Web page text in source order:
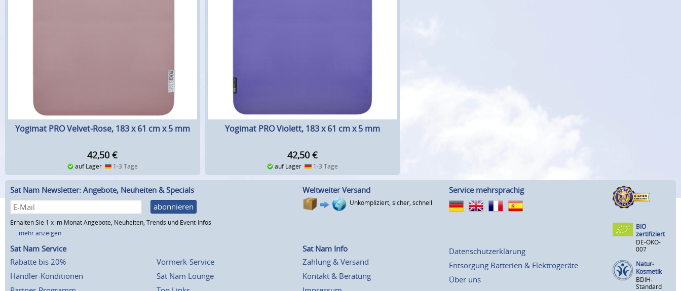
Yogimat PRO Velvet-Rose, 183 x 61 cm x 5 mm
42,50 €
auf Lager 1-3 Tage
Yogimat PRO Violett, 183 x 61 cm x 5 mm
42,50 €
auf Lager 1-3 Tage
Sat Nam Newsletter: Angebote, Neuheiten & Specials
abonnieren
Erhalten Sie 1 x im Monat Angebote, Neuheiten, Trends und Event-Infos
...mehr anzeigen
Weltweiter Versand
Unkompliziert, sicher, schnell
Service mehrsprachig
Sat Nam Service
Rabatte bis 20%
Händler-Konditionen
Vormerk-Service
Sat Nam Lounge
Sat Nam Info
Zahlung & Versand
Kontakt & Beratung
Datenschutzerklärung
Entsorgung Batterien & Elektrogeräte
Über uns
BIO
zertifiziert
DE-ÖKO-
007
Natur-
Kosmetik
BDIH-
Standard